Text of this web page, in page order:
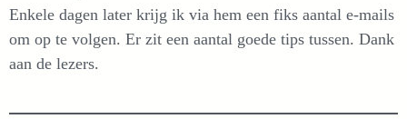
Enkele dagen later krijg ik via hem een fiks aantal e-mails
om op te volgen. Er zit een aantal goede tips tussen. Dank
aan de lezers.